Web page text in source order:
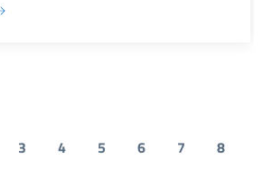
3 4 5 6 7 8